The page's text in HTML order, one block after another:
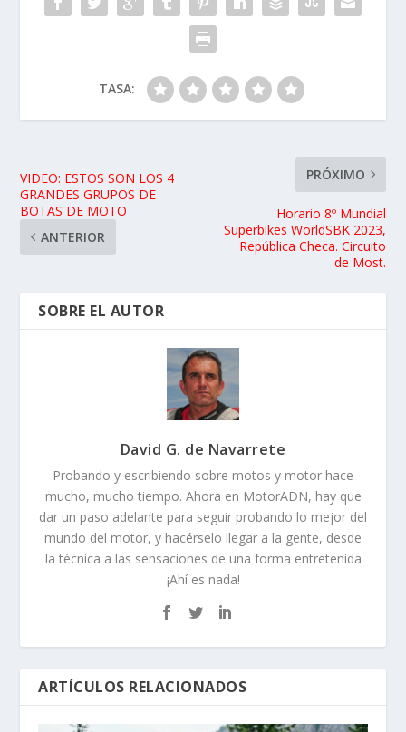
TASA:
VIDEO: ESTOS SON LOS 4
GRANDES GRUPOS DE
BOTAS DE MOTO
ANTERIOR
PRÓXIMO
Horario 8º Mundial
Superbikes WorldSBK 2023,
República Checa. Circuito
de Most.
SOBRE EL AUTOR
David G. de Navarrete
Probando y escribiendo sobre motos y motor hace
mucho, mucho tiempo. Ahora en MotorADN, hay que
dar un paso adelante para seguir probando lo mejor del
mundo del motor, y hacérselo llegar a la gente, desde
la técnica a las sensaciones de una forma entretenida
¡Ahí es nada!
ARTÍCULOS RELACIONADOS